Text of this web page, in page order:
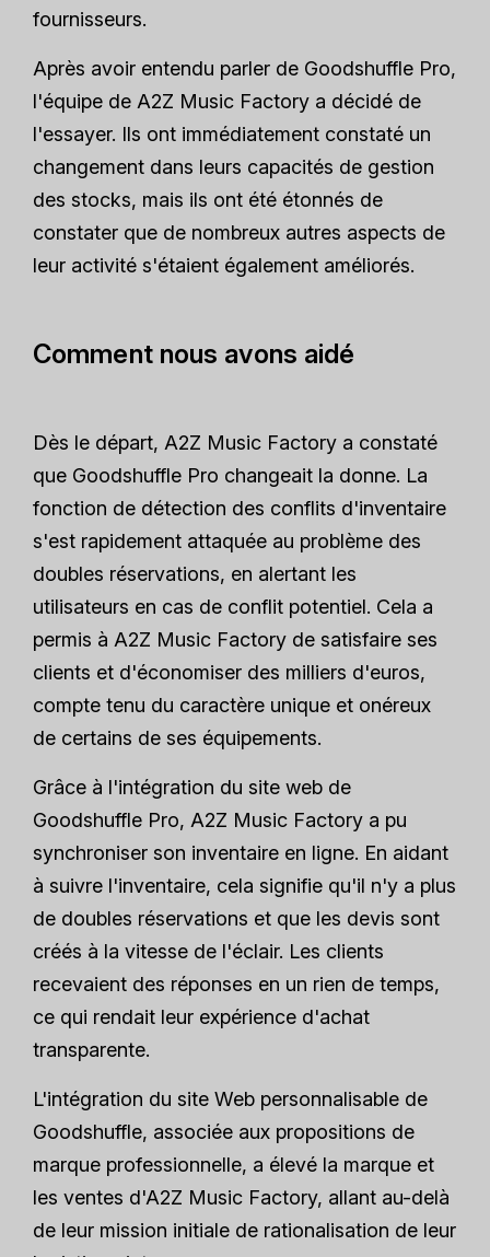
fournisseurs.
Après avoir entendu parler de Goodshuffle Pro,
l'équipe de A2Z Music Factory a décidé de
l'essayer. Ils ont immédiatement constaté un
changement dans leurs capacités de gestion
des stocks, mais ils ont été étonnés de
constater que de nombreux autres aspects de
leur activité s'étaient également améliorés.
Comment nous avons aidé
Dès le départ, A2Z Music Factory a constaté
que Goodshuffle Pro changeait la donne. La
fonction de détection des conflits d'inventaire
s'est rapidement attaquée au problème des
doubles réservations, en alertant les
utilisateurs en cas de conflit potentiel. Cela a
permis à A2Z Music Factory de satisfaire ses
clients et d'économiser des milliers d'euros,
compte tenu du caractère unique et onéreux
de certains de ses équipements.
Grâce à l'intégration du site web de
Goodshuffle Pro, A2Z Music Factory a pu
synchroniser son inventaire en ligne. En aidant
à suivre l'inventaire, cela signifie qu'il n'y a plus
de doubles réservations et que les devis sont
créés à la vitesse de l'éclair. Les clients
recevaient des réponses en un rien de temps,
ce qui rendait leur expérience d'achat
transparente.
L'intégration du site Web personnalisable de
Goodshuffle, associée aux propositions de
marque professionnelle, a élevé la marque et
les ventes d'A2Z Music Factory, allant au-delà
de leur mission initiale de rationalisation de leur